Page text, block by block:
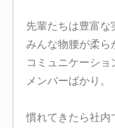
先輩たちは豊富な
みんな物腰が柔ら
コミュニケーショ
メンバーばかり。
慣れてきたら社内